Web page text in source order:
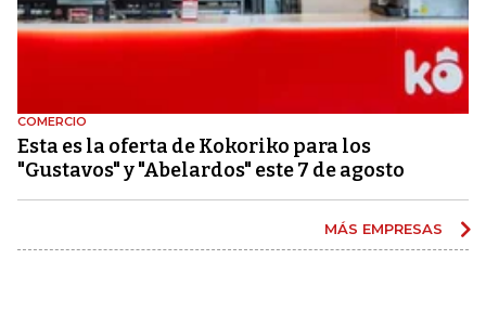
COMERCIO
Esta es la oferta de Kokoriko para los
"Gustavos" y "Abelardos" este 7 de agosto
MÁS EMPRESAS